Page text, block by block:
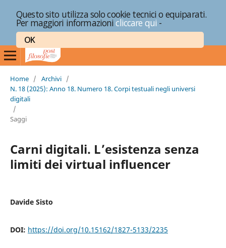
Questo sito utilizza solo cookie tecnici o equiparati.
Per maggiori informazionicliccare qui -
OK
Home / Archivi /
N. 18 (2025): Anno 18. Numero 18. Corpi testuali negli universi
digitali
/
Saggi
Carni digitali. L’esistenza senza
limiti dei virtual influencer
Davide Sisto
DOI: https://doi.org/10.15162/1827-5133/2235